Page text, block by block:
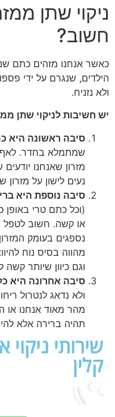
ניקוי שתן
חשוב?
כאשר אנחנו מזהים כתם
הילדים, שנגרם על ידי
ולא נזניח.
יש חשיבות לניקוי שתן
סיבה ראשונה היא
שמתמלא בחדר. לאף
מזרון שאנחנו
נעים לישון על
סיבה נוספת היא
(וכל כתם טרי באופן
או קשה. חשוב לטפל
נספגים בעומק
מהווה בסיס נוח
וגם כיוון שיותר
סיבה אחרונה היא
ולא נדאג לנטרול
מהר מאוד אנחנו או
תהיה ברירה אלא
שירותי ניקוי
קלין